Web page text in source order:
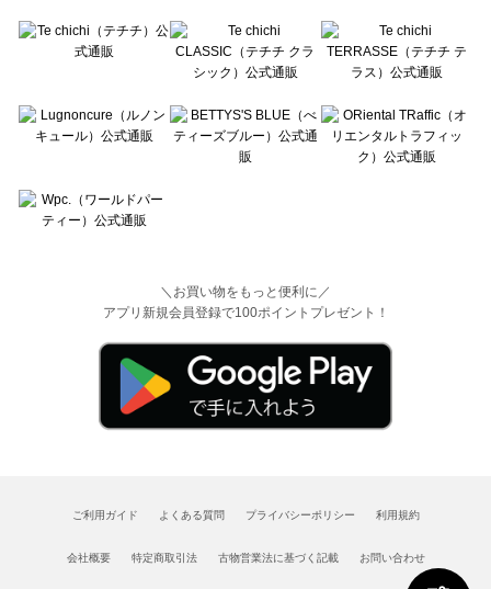
＼お買い物をもっと便利に／
アプリ新規会員登録で100ポイントプレゼント！
ご利用ガイド よくある質問 プライバシーポリシー 利用規約
会社概要 特定商取引法 古物営業法に基づく記載 お問い合わせ